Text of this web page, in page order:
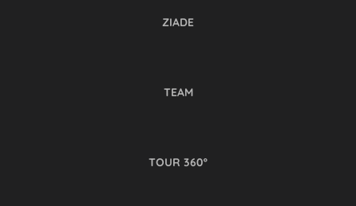
ZIADE
TEAM
TOUR 360º